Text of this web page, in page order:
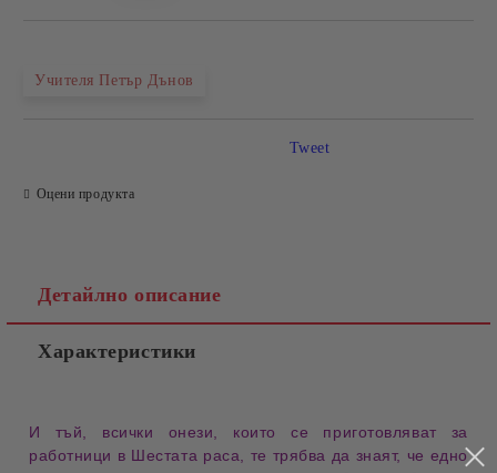
Учителя Петър Дънов
Оцени продукта
Tweet
Детайлно описание
Характеристики
И тъй, всички онези, които се приготовляват за
работници в Шестата раса, те трябва да знаят, че едно